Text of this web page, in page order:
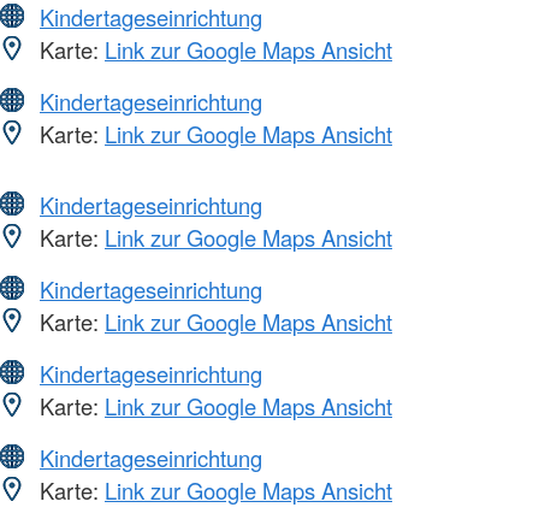
Kindertageseinrichtung
Karte: Link zur Google Maps Ansicht
Kindertageseinrichtung
Karte: Link zur Google Maps Ansicht
Kindertageseinrichtung
Karte: Link zur Google Maps Ansicht
Kindertageseinrichtung
Karte: Link zur Google Maps Ansicht
Kindertageseinrichtung
Karte: Link zur Google Maps Ansicht
Kindertageseinrichtung
Karte: Link zur Google Maps Ansicht